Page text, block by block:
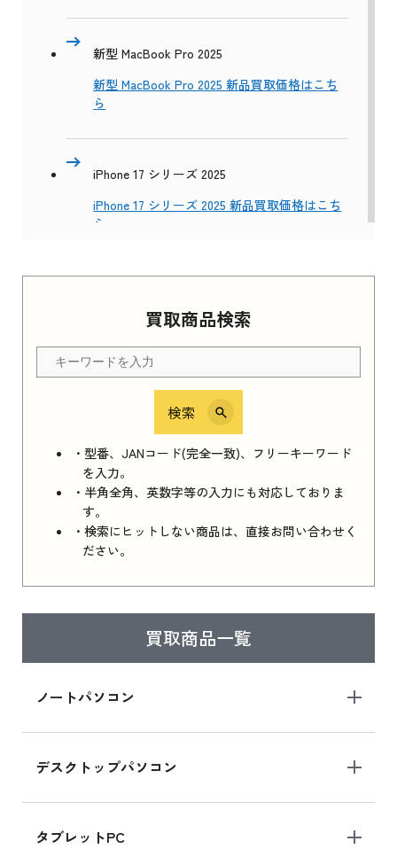
買取商品検索
検索
・型番、JANコード(完全一致)、フリーキーワード
を入力。
・半角全角、英数字等の入力にも対応しておりま
す。
・検索にヒットしない商品は、直接お問い合わせく
ださい。
買取商品一覧
ノートパソコン
デスクトップパソコン
タブレットPC
新型 MacBook Pro 2025
新型 MacBook Pro 2025 新品買取価格はこち
ら
iPhone 17 シリーズ 2025
iPhone 17 シリーズ 2025 新品買取価格はこち
ら
Apple Watch Series 11 2025 新品買取価格はこ
ちら
iPhone 16e シリーズ 2025
iPhone 16e シリーズ 2025 新品買取価格はこち
ら
iPad 11インチ 2025年春モデル
はこちら
ら
iPad mini シリーズ 2024
iPad mini 8.3インチ の新品買取価格